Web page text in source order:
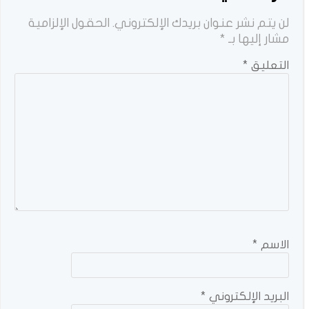
لن يتم نشر عنوان بريدك الإلكتروني. الحقول الإلزامية
مشار إليها بـ *
التعليق *
الاسم *
البريد الإلكتروني *